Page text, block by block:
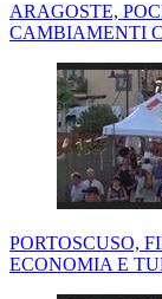
ARAGOSTE,
CAMBIAMENTI
PORTOSCUSO,
ECONOMIA E